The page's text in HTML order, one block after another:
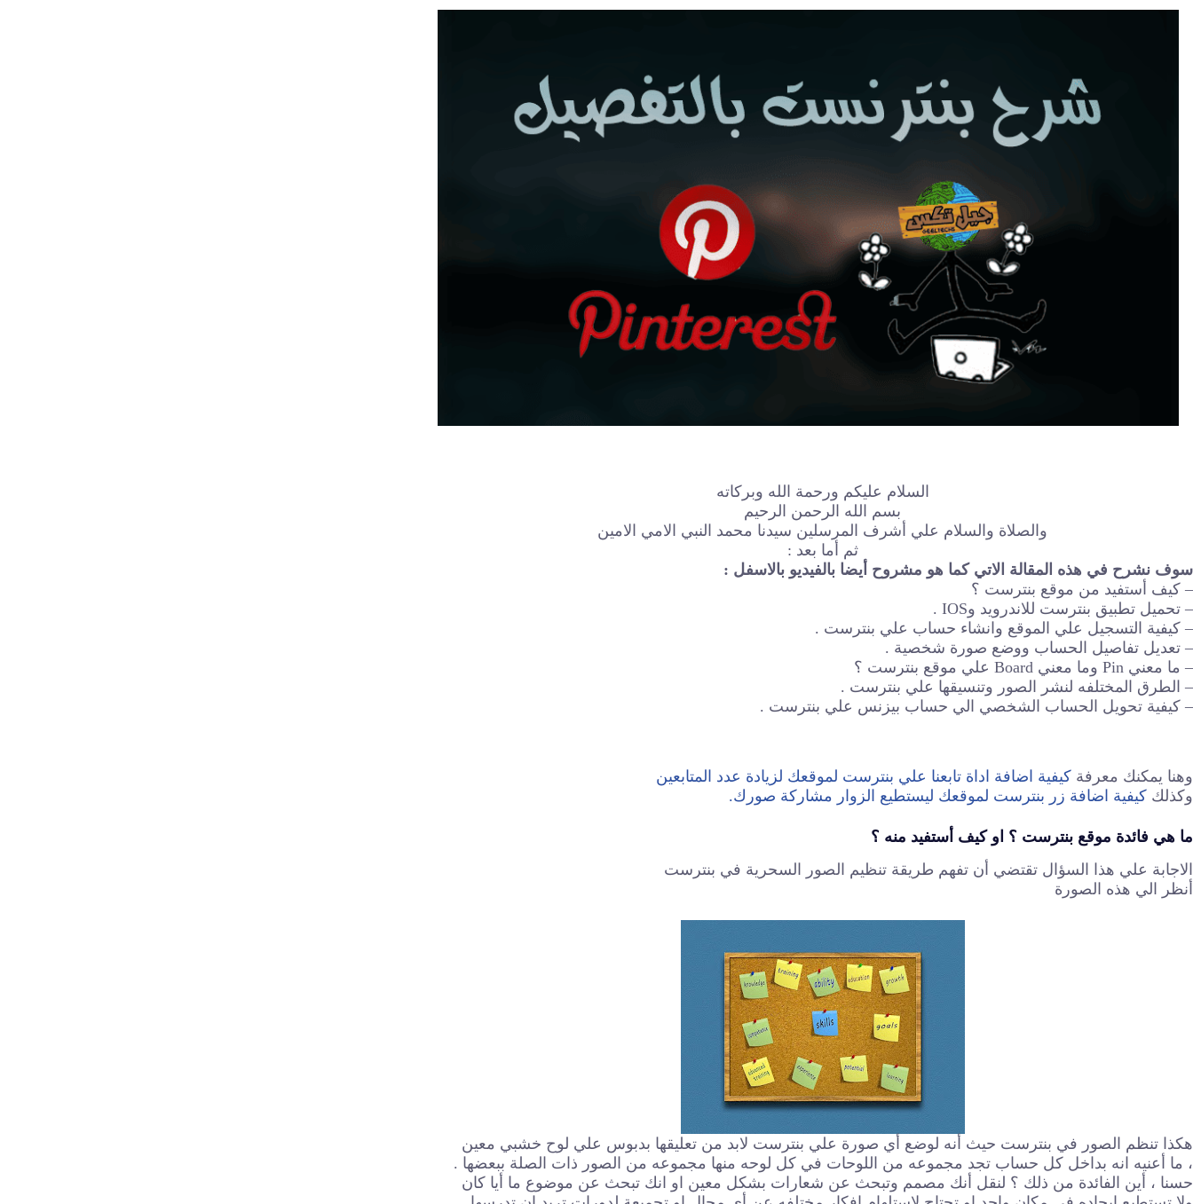
السلام عليكم ورحمة الله وبركاته
بسم الله الرحمن الرحيم
والصلاة والسلام علي أشرف المرسلين سيدنا محمد النبي الامي الامين
ثم أما بعد :
سوف نشرح في هذه المقالة الاتي كما هو مشروح أيضا بالفيديو بالاسفل :
– كيف أستفيد من موقع بنترست ؟
– تحميل تطبيق بنترست للاندرويد وIOS .
– كيفية التسجيل علي الموقع وانشاء حساب علي بنترست .
– تعديل تفاصيل الحساب ووضع صورة شخصية .
– ما معني Pin وما معني Board علي موقع بنترست ؟
– الطرق المختلفه لنشر الصور وتنسيقها علي بنترست .
– كيفية تحويل الحساب الشخصي الي حساب بيزنس علي بنترست .
وهنا يمكنك معرفة كيفية اضافة اداة تابعنا علي بنترست لموقعك لزيادة عدد المتابعين
وكذلك كيفية اضافة زر بنترست لموقعك ليستطيع الزوار مشاركة صورك.
ما هي فائدة موقع بنترست ؟ او كيف أستفيد منه ؟
الاجابة علي هذا السؤال تقتضي أن تفهم طريقة تنظيم الصور السحرية في بنترست
أنظر الي هذه الصورة
هكذا تنظم الصور في بنترست حيث أنه لوضع أي صورة علي بنترست لابد من تعليقها بدبوس علي لوح خشبي معين
، ما أعنيه انه بداخل كل حساب تجد مجموعه من اللوحات في كل لوحه منها مجموعه من الصور ذات الصلة ببعضها .
حسنا ، أين الفائدة من ذلك ؟ لنقل أنك مصمم وتبحث عن شعارات بشكل معين او انك تبحث عن موضوع ما أيا كان